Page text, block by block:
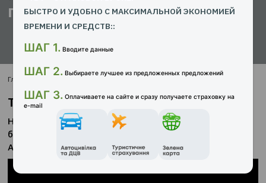
Рекомендация делового
партнера
Главная страница
Тарадай Наталья
Начальник управления развития
банковских продаж СК «ARX Life» - отзыв
«ТВТ – СТРАХОВОЙ БРОКЕР»
БЫСТРО И УДОБНО С МАКСИМАЛЬНОЙ
ВРЕМЕНИ И СРЕДСТВ::
ШАГ 1.Вводите данные
ШАГ 2.Выбираете лучшее из предложенных предложений
ШАГ 3.Оплачиваете на сайте и сразу получаете страховку